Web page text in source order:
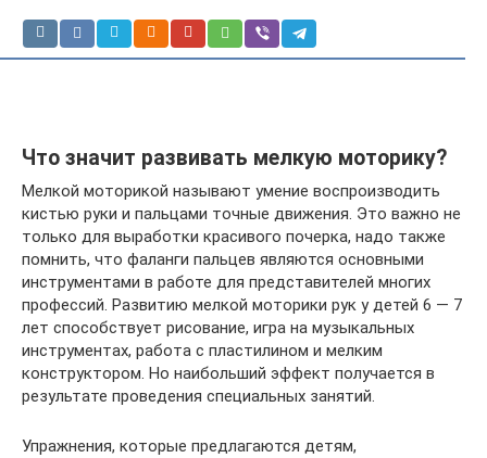
Что значит развивать мелкую моторику?
Мелкой моторикой называют умение воспроизводить
кистью руки и пальцами точные движения. Это важно не
только для выработки красивого почерка, надо также
помнить, что фаланги пальцев являются основными
инструментами в работе для представителей многих
профессий. Развитию мелкой моторики рук у детей 6 — 7
лет способствует рисование, игра на музыкальных
инструментах, работа с пластилином и мелким
конструктором. Но наибольший эффект получается в
результате проведения специальных занятий.
Упражнения, которые предлагаются детям,